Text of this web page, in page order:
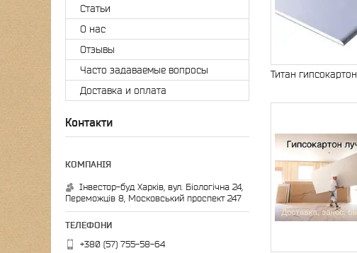
Титан
Статьи
О нас
Отзывы
Часто задаваемые вопросы
Доставка и оплата
Контакти
Інвестор-буд Харків, вул. Біологічна 24,
Переможців 8, Московський проспект 247
+380 (57) 755-58-64